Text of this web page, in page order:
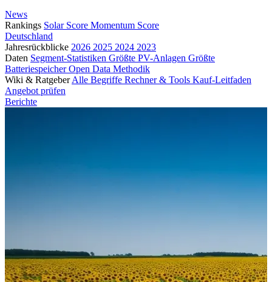
News
Rankings Solar Score Momentum Score
Deutschland
Jahresrückblicke 2026 2025 2024 2023
Daten Segment-Statistiken Größte PV-Anlagen Größte
BatteriespeicherOpen Data Methodik
Wiki & Ratgeber Alle Begriffe Rechner & Tools Kauf-Leitfaden
Angebot prüfen
Berichte